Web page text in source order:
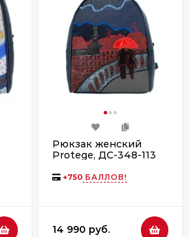
Рюкзак женский
Protege, ДС-348-113
+750 БАЛЛОВ!
14 990 руб.